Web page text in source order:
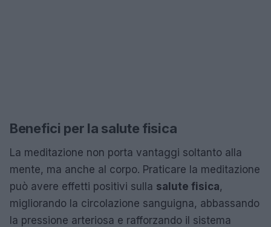
Benefici per la salute fisica
La meditazione non porta vantaggi soltanto alla
mente, ma anche al corpo. Praticare la meditazione
può avere effetti positivi sulla salute fisica,
migliorando la circolazione sanguigna, abbassando
la pressione arteriosa e rafforzando il sistema